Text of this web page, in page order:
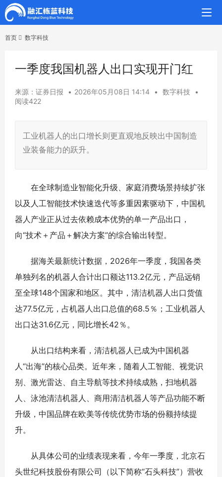
首页 数字科技
一季度我国机器人出口实现开门红
来源：证券日报 • 2026年05月08日 14:14 • 数字科技
•
阅读422
工业机器人的出口增长则更直观地反映出中国制造
业装备能力的跃升。
在全球制造业智能化升级、家庭消费场景持续扩张
以及人工智能技术快速迭代等多重因素驱动下，中国机
器人产业正从过去依赖成本优势的单一产品出口，
向“技术＋产品＋解决方案”的综合输出转型。
据海关最新统计数据，2026年一季度，我国各类
单独列名的机器人合计出口额达113.2亿元，产品远销
至全球148个国家和地区。其中，清洁机器人出口货值
达77.5亿元，占机器人出口总值的68.5％；工业机器人
出口达31.6亿元，同比增长42％。
从出口结构来看，清洁机器人已成为中国机器
人“出海”的核心品类。近年来，随着人工智能、视觉识
别、激光雷达、自主导航等技术持续成熟，扫地机器
人、泳池清洁机器人、商用清洁机器人等产品功能不断
升级，中国品牌在欧美等传统优势市场的份额持续提
升。
从具体公司的业绩表现来看，今年一季度，北京石
头世纪科技股份有限公司（以下简称“石头科技”）营收